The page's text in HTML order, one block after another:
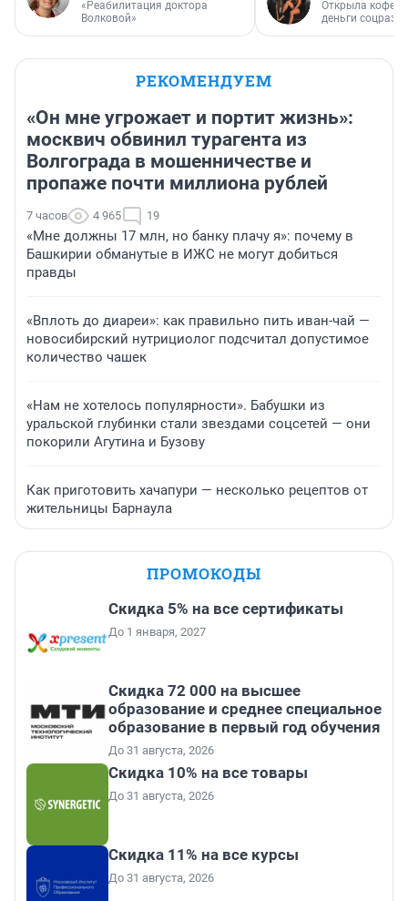
«Реабилитация доктора
Волковой»
Открыла
деньги
РЕКОМЕНДУЕМ
«Он мне угрожает и портит жизнь»:
москвич обвинил турагента из
Волгограда в мошенничестве и
пропаже почти миллиона рублей
7 часов 4 965 19
«Мне должны 17 млн, но банку плачу я»: почему в
Башкирии обманутые в ИЖС не могут добиться
правды
«Вплоть до диареи»: как правильно пить иван-чай —
новосибирский нутрициолог подсчитал допустимое
количество чашек
«Нам не хотелось популярности». Бабушки из
уральской глубинки стали звездами соцсетей — они
покорили Агутина и Бузову
Как приготовить хачапури — несколько рецептов от
жительницы Барнаула
ПРОМОКОДЫ
Скидка 5% на все сертификаты
До 1 января, 2027
Скидка 72 000 на высшее
образование и среднее специальное
образование в первый год обучения
До 31 августа, 2026
Скидка 10% на все товары
До 31 августа, 2026
Скидка 11% на все курсы
До 31 августа, 2026